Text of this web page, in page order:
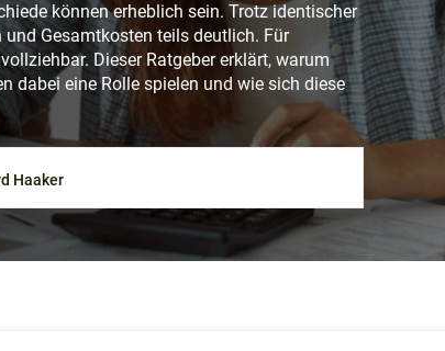
können erheblich sein. Trotz identischer
Gesamtkosten teils deutlich. Für
Dieser Ratgeber erklärt, warum
dabei eine Rolle spielen und wie sich diese
Haaker